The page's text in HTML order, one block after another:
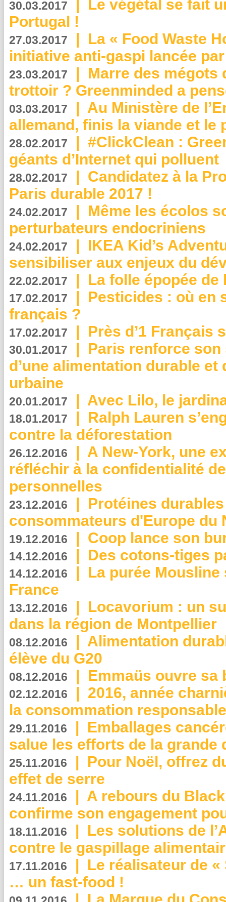
30.03.2017 | Le végétal se fait
Portugal !
27.03.2017 | La « Food Waste
initiative anti-gaspi lancée
23.03.2017 | Marre des mégots
trottoir ? Greenminded a
03.03.2017 | Au Ministère de
allemand, finis la viande et le
28.02.2017 | #ClickClean :
géants d’Internet qui polluent
28.02.2017 | Candidatez à la
Paris durable 2017 !
24.02.2017 | Même les écolos
perturbateurs endocriniens
24.02.2017 | IKEA Kid’s
sensibiliser aux enjeux du
22.02.2017 | La folle épopée de
17.02.2017 | Pesticides : où en
français ?
17.02.2017 | Près d’1 Français
30.01.2017 | Paris renforce
d’une alimentation durable et
urbaine
20.01.2017 | Avec Lilo, le
18.01.2017 | Ralph Lauren
contre la déforestation
26.12.2016 | A New-York, une
réfléchir à la confidentialité
personnelles
23.12.2016 | Protéines
consommateurs d'Europe du
19.12.2016 | Coop lance son
14.12.2016 | Des cotons-tiges
14.12.2016 | La purée
France
13.12.2016 | Locavorium : un
dans la région de Montpellier
08.12.2016 | Alimentation
élève du G20
08.12.2016 | Emmaüs ouvre sa
02.12.2016 | 2016, année
la consommation
29.11.2016 | Emballages
salue les efforts de la grande
25.11.2016 | Pour Noël, offrez
effet de serre
24.11.2016 | A rebours du
confirme son engagement
18.11.2016 | Les solutions de
contre le gaspillage
17.11.2016 | Le réalisateur de «
… un fast-food !